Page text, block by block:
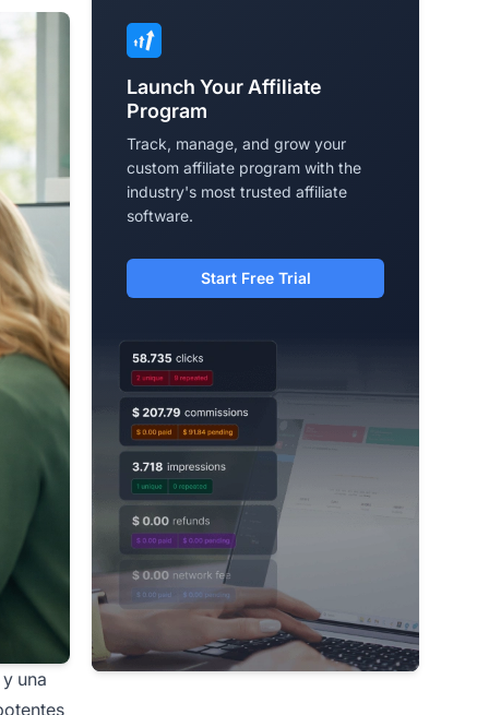
una
Launch Your Affiliate
Program
Track, manage, and grow your
custom affiliate program with the
industry's most trusted affiliate
software.
Start Free Trial